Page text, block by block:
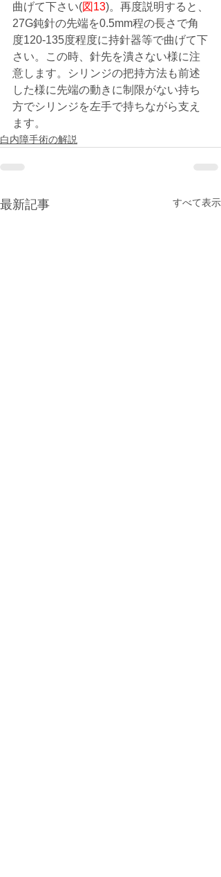
曲げて下さい(図13)。再度説明すると、
27G鈍針の先端を0.5mm程の長さで角
度120-135度程度に持針器等で曲げて下
さい。この時、針先を潰さない様に注
意します。シリンジの把持方法も前述
した様に先端の動きに制限がない持ち
方でシリンジを左手で持ちながら支え
ます。
白内障手術の解説
最新記事 すべて表示